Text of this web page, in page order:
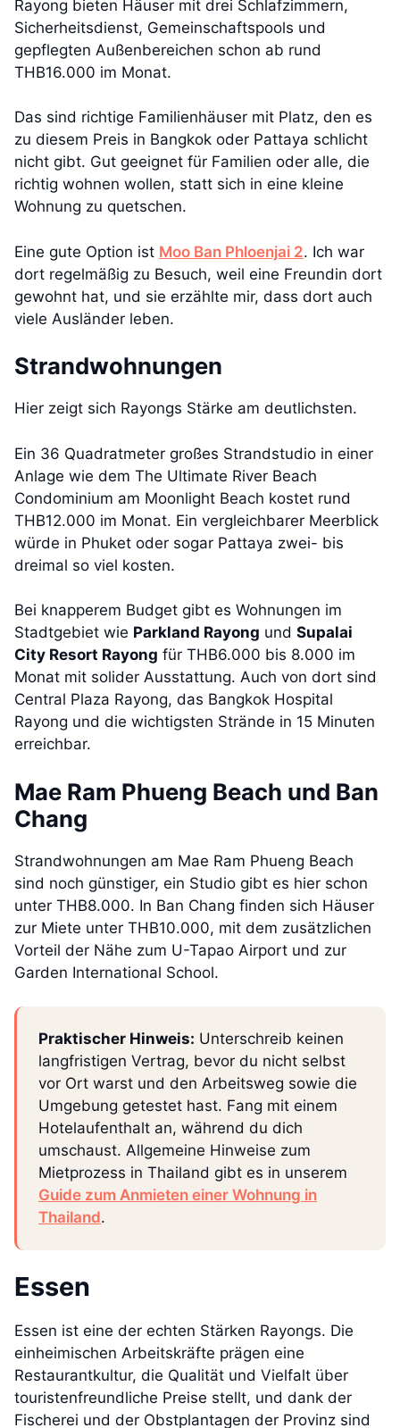
Rayong bieten Häuser mit drei Schlafzimmern,
Sicherheitsdienst, Gemeinschaftspools und
gepflegten Außenbereichen schon ab rund
THB16.000 im Monat.
Das sind richtige Familienhäuser mit Platz, den es
zu diesem Preis in Bangkok oder Pattaya schlicht
nicht gibt. Gut geeignet für Familien oder alle, die
richtig wohnen wollen, statt sich in eine kleine
Wohnung zu quetschen.
Eine gute Option ist Moo Ban Phloenjai 2. Ich war
dort regelmäßig zu Besuch, weil eine Freundin dort
gewohnt hat, und sie erzählte mir, dass dort auch
viele Ausländer leben.
Strandwohnungen
Hier zeigt sich Rayongs Stärke am deutlichsten.
Ein 36 Quadratmeter großes Strandstudio in einer
Anlage wie dem The Ultimate River Beach
Condominium am Moonlight Beach kostet rund
THB12.000 im Monat. Ein vergleichbarer Meerblick
würde in Phuket oder sogar Pattaya zwei- bis
dreimal so viel kosten.
Bei knapperem Budget gibt es Wohnungen im
Stadtgebiet wie Parkland Rayong und Supalai
City Resort Rayong für THB6.000 bis 8.000 im
Monat mit solider Ausstattung. Auch von dort sind
Central Plaza Rayong, das Bangkok Hospital
Rayong und die wichtigsten Strände in 15 Minuten
erreichbar.
Mae Ram Phueng Beach und Ban
Chang
Strandwohnungen am Mae Ram Phueng Beach
sind noch günstiger, ein Studio gibt es hier schon
unter THB8.000. In Ban Chang finden sich Häuser
zur Miete unter THB10.000, mit dem zusätzlichen
Vorteil der Nähe zum U-Tapao Airport und zur
Garden International School.
Praktischer Hinweis: Unterschreib keinen
langfristigen Vertrag, bevor du nicht selbst
vor Ort warst und den Arbeitsweg sowie die
Umgebung getestet hast. Fang mit einem
Hotelaufenthalt an, während du dich
umschaust. Allgemeine Hinweise zum
Mietprozess in Thailand gibt es in unserem
Guide zum Anmieten einer Wohnung in
Thailand.
Essen
Essen ist eine der echten Stärken Rayongs. Die
einheimischen Arbeitskräfte prägen eine
Restaurantkultur, die Qualität und Vielfalt über
touristenfreundliche Preise stellt, und dank der
Fischerei und der Obstplantagen der Provinz sind